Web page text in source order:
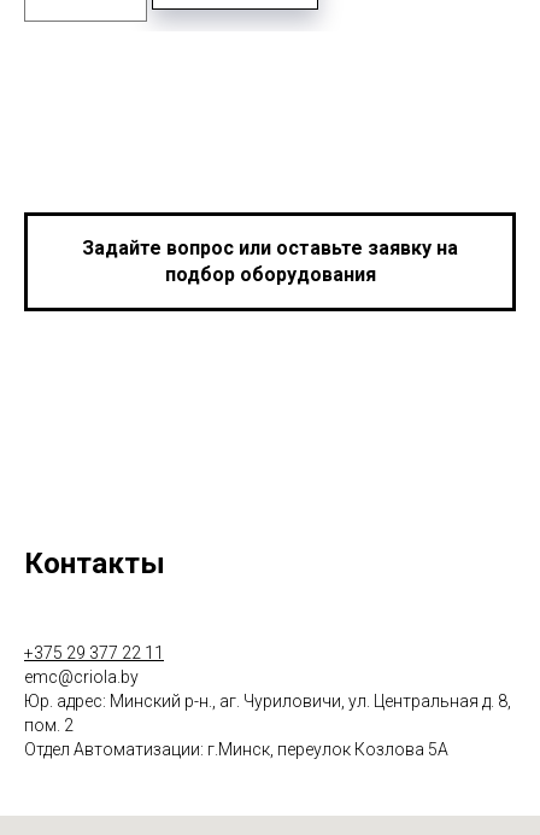
Задайте вопрос или оставьте заявку на
подбор оборудования
Контакты
+375 29 377 22 11
emc@criola.by
Юр. адрес: Минский р-н., аг. Чуриловичи, ул. Центральная д. 8,
пом. 2
Отдел Автоматизации: г.Минск, переулок Козлова 5А